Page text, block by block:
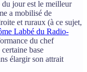
jour est le meilleur
a mobilisé de
et ruraux (à ce sujet,
Labbé du Radio-
du chef
base
élargir son attrait